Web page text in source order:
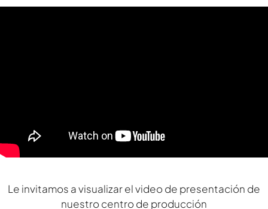
Le invitamos a visualizar el video de presentación de
nuestro centro de producción